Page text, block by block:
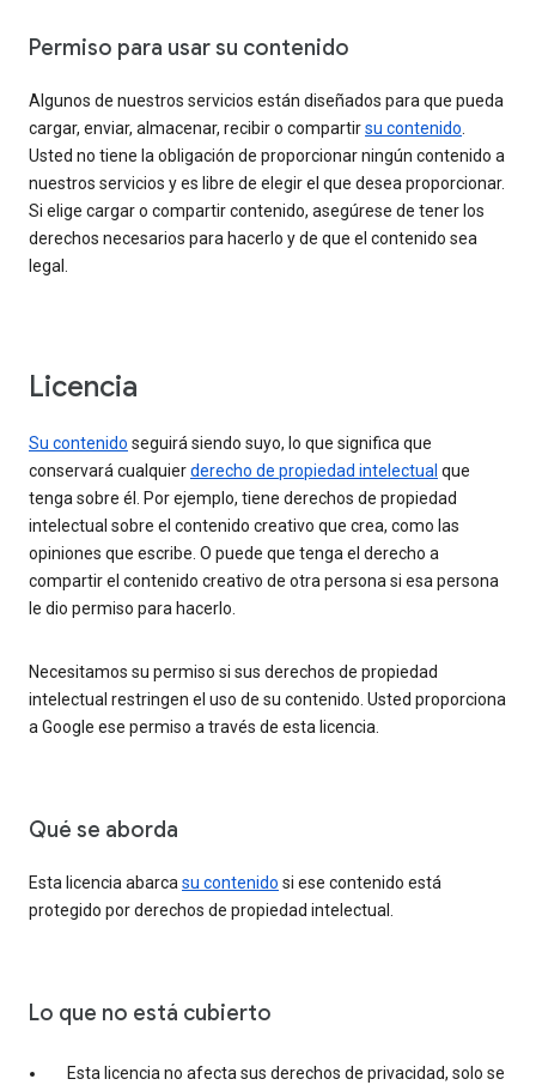
Permiso para usar su contenido
Algunos de nuestros servicios están diseñados para que pueda
cargar, enviar, almacenar, recibir o compartirsu contenido.
Usted no tiene la obligación de proporcionar ningún contenido a
nuestros servicios y es libre de elegir el que desea proporcionar.
Si elige cargar o compartir contenido, asegúrese de tener los
derechos necesarios para hacerlo y de que el contenido sea
legal.
Licencia
Su contenido seguirá siendo suyo, lo que significa que
conservará cualquierderecho de propiedad intelectual que
tenga sobre él. Por ejemplo, tiene derechos de propiedad
intelectual sobre el contenido creativo que crea, como las
opiniones que escribe. O puede que tenga el derecho a
compartir el contenido creativo de otra persona si esa persona
le dio permiso para hacerlo.
Necesitamos su permiso si sus derechos de propiedad
intelectual restringen el uso de su contenido. Usted proporciona
a Google ese permiso a través de esta licencia.
Qué se aborda
Esta licencia abarcasu contenido si ese contenido está
protegido por derechos de propiedad intelectual.
Lo que no está cubierto
Esta licencia no afecta sus derechos de privacidad, solo se